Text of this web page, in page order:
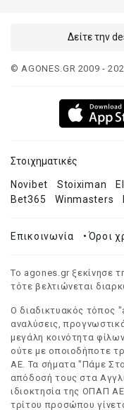
Δείτε την
© AGONES.GR 2009 -
Στοιχηματικές
Novibet Stoiximan
Bet365
Winmasters
Επικοινωνία •Όροι
Το agones.gr ξεκίνησε
τότε βελτιώνεται
Ο διαδικτυακός τόπος
αναλύσεις,
μεγάλη κοινότητα
ούτε με οποιοδήποτε
ΑΕ. Τα σήματα "Πάμε
απόδοσή τους στα
ιδιοκτησία της ΟΠΑΠ
τρίτου προσώπου